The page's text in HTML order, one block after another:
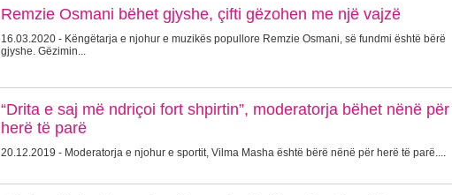
Remzie Osmani bëhet gjyshe, çifti gëzohen me një vajzë
16.03.2020 - Këngëtarja e njohur e muzikës popullore Remzie Osmani, së fundmi është bërë
gjyshe. Gëzimin...
“Drita e saj më ndriçoi fort shpirtin”, moderatorja bëhet nënë për
herë të parë
20.12.2019 - Moderatorja e njohur e sportit, Vilma Masha është bërë nënë për herë të parë....